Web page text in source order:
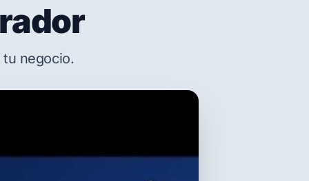
negocio.